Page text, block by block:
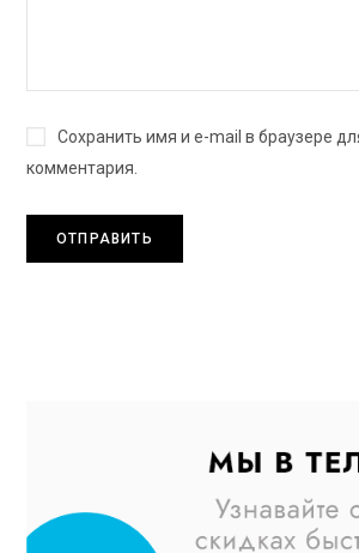
Сохранить имя и e-mail в браузере
комментария.